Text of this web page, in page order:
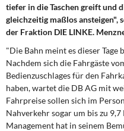
Steuer- und Finanzpolitik
Öffentliche Infrastruktur
Eurokrise und
DIE LINKE
Weitere Themen
tiefer in die Taschen greift und
gleichzeitig maßlos ansteigen",
der Fraktion DIE LINKE.
"Die Bahn meint es dieser
Nachdem sich die Fahrgäste
Bedienzuschlages für den
haben, wartet die DB AG mit
Fahrpreise sollen sich im
Nahverkehr sogar um bis zu
Management hat in seinem